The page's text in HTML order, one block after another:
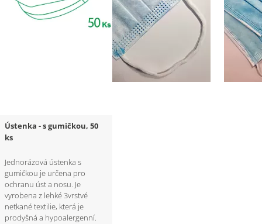
Ústenka - s gumičkou, 50
ks
Jednorázová ústenka s
gumičkou je určena pro
ochranu úst a nosu. Je
vyrobena z lehké 3vrstvé
netkané textilie, která je
prodyšná a hypoalergenní.